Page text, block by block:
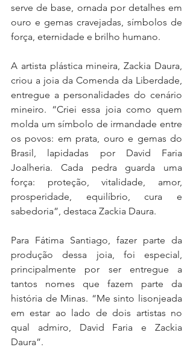
serve de base, ornada por detalhes em
ouro e gemas cravejadas, símbolos de
força, eternidade e brilho humano.
A artista plástica mineira, Zackia Daura,
criou a joia da Comenda da Liberdade,
entregue a personalidades do cenário
mineiro. “Criei essa joia como quem
molda um símbolo de irmandade entre
os povos: em prata, ouro e gemas do
Brasil, lapidadas por David Faria
Joalheria. Cada pedra guarda uma
força: proteção, vitalidade, amor,
prosperidade, equilíbrio, cura e
sabedoria”, destaca Zackia Daura.
Para Fátima Santiago, fazer parte da
produção dessa joia, foi especial,
principalmente por ser entregue a
tantos nomes que fazem parte da
história de Minas. “Me sinto lisonjeada
em estar ao lado de dois artistas no
qual admiro, David Faria e Zackia
Daura”.